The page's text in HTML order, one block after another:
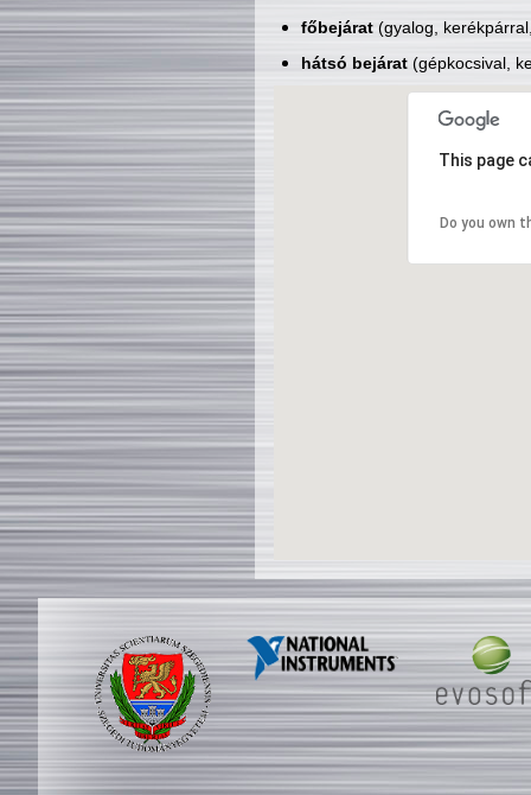
főbejárat(gyalog,
hátsó bejárat(gépkocsival,
This page
Do you own